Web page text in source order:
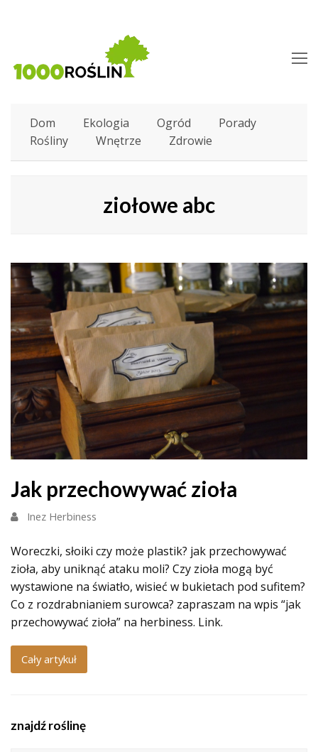
Dom Ekologia Ogród
Porady
Rośliny
Wnętrze Zdrowie
ziołowe abc
Jak przechowywać zioła
Inez Herbiness
Woreczki, słoiki czy może plastik? jak przechowywać
zioła, aby uniknąć ataku moli? Czy zioła mogą być
wystawione na światło, wisieć w bukietach pod sufitem?
Co z rozdrabnianiem surowca? zapraszam na wpis “jak
przechowywać zioła” na herbiness. Link.
Cały artykuł
znajdź roślinę